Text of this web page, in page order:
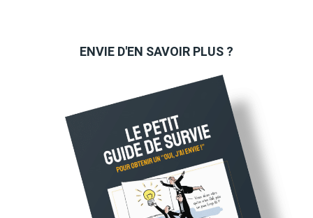
ENVIE D'EN SAVOIR PLUS ?